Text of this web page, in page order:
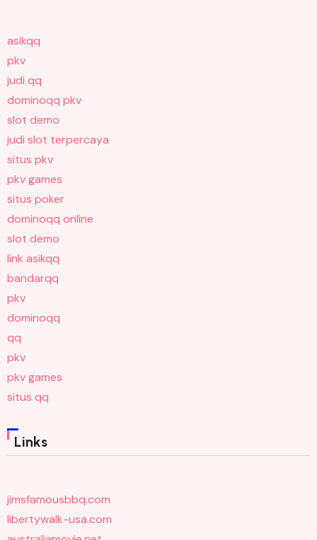
asikqq
pkv
judi qq
dominoqq pkv
slot demo
judi slot terpercaya
situs pkv
pkv games
situs poker
dominoqq online
slot demo
link asikqq
bandarqq
pkv
dominoqq
qq
pkv
pkv games
situs qq
Links
jimsfamousbbq.com
libertywalk-usa.com